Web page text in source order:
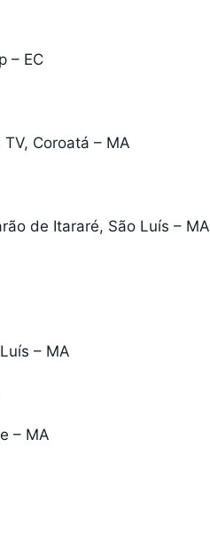
– EC
Coroatá – MA
de Itararé, São Luís – MA
– MA
– MA